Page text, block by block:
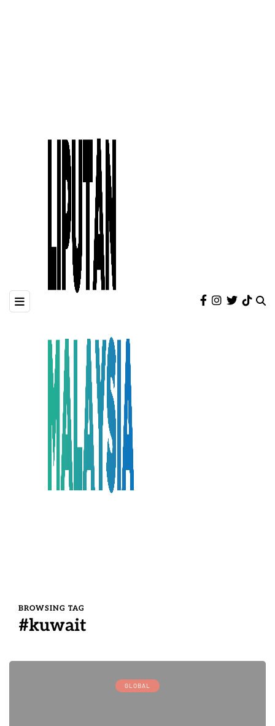
BROWSING TAG
#kuwait
GLOBAL